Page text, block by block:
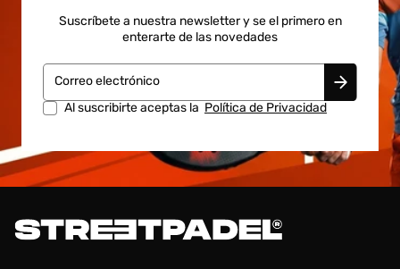
Suscríbete a nuestra newsletter y se el primero en
enterarte de las novedades
Correo electrónico
Al suscribirte aceptas la Política de Privacidad